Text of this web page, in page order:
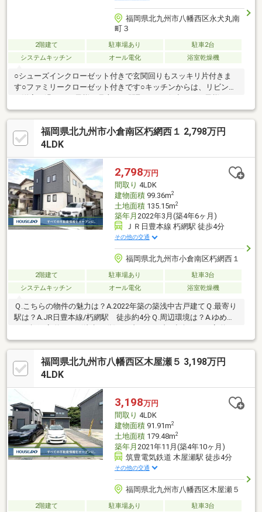
福岡県北九州市八幡西区永犬丸南
町３
2階建て 駐車場あり
駐車2台
システムキッチン
オール電化 浴室乾燥機
○シューズインクローゼット付きで玄関回りもスッキリ片付きま
す○ファミリークローゼット付きです○キッチンからは、リビング
や洋室で過ごすお子様を見守れる間取りです☆小さいお子様がい
る世帯には嬉しいポイントですね○休日のまとめ買いに便利なキ
ッチンパントリー付きです○主寝室は８帖とご夫婦でゆったりく
つろげる広さですね○閑静な住宅街にある落ち着いた住環境です
【当社自慢のワンストップサービス】・当社在籍スタッフはリフ
費用もまとめてお見積り♪・住み替え先を探しながら、ご自宅の売
却が並行して行えます！・もちろん査定も無料です♪
福岡県北九州市小倉南区朽網西１ 2,798万円
4LDK
2,798万円
間取り 4LDK
建物面積99.36m2
土地面積135.15m2
築年月 2022年3月(築4年6ヶ月)
ＪＲ日豊本線 朽網駅 徒歩4分
その他の交通
福岡県北九州市小倉南区朽網西１
2階建て 駐車場あり
駐車3台
システムキッチン
オール電化 浴室乾燥機
Ｑ.こちらの物件の魅力は？A.2022年築の築浅中古戸建てＱ.最寄り
駅は？A.JR日豊本線/朽網駅 徒歩約4分Ｑ.周辺環境は？A.ゆめマ
380m(徒歩5分)Ｑ.お子様の学校は？A.朽網小学校 約915m(徒歩12
分)/南曽根中学校 約1160m(徒歩15分)Ｑ.駐車場は？A.カースペー
ス3台
福岡県北九州市八幡西区木屋瀬５ 3,198万円
4LDK
3,198万円
間取り 4LDK
建物面積91.91m2
土地面積179.48m2
築年月 2021年11月(築4年10ヶ月)
筑豊電気鉄道 木屋瀬駅 徒歩4分
その他の交通
福岡県北九州市八幡西区木屋瀬５
2階建て 駐車場あり 駐車3台